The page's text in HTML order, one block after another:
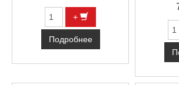
+
Подробнее